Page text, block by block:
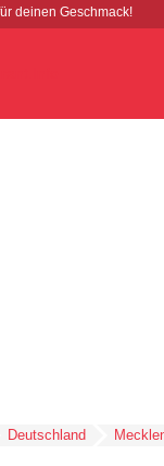
deinen Geschmack!
Deutschland